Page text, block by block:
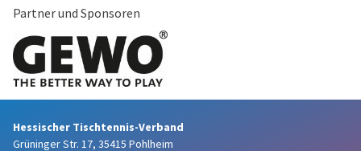
Partner und Sponsoren
Hessischer Tischtennis-Verband
Grüninger Str. 17, 35415 Pohlheim